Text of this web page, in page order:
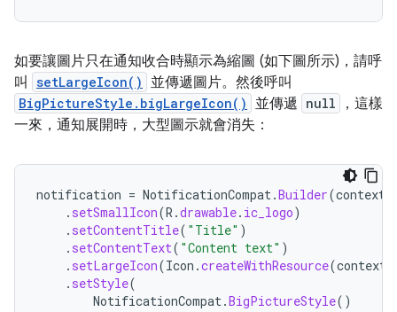
如要讓圖片只在通知收合時顯示為縮圖 (如下圖所示)，請呼
叫
setLargeIcon() 並傳遞圖片。然後呼叫
BigPictureStyle.bigLargeIcon() 並傳遞 null
，這樣
一來，通知展開時，大型圖示就會消失：
notification = NotificationCompat.Builder(context
. setSmallIcon(R .drawable. ic_logo)
. setContentTitle( "Title" )
. setContentText( "Content text" )
. setLargeIcon(Icon .createWithResource(context
. setStyle(
NotificationCompat.BigPictureStyle()